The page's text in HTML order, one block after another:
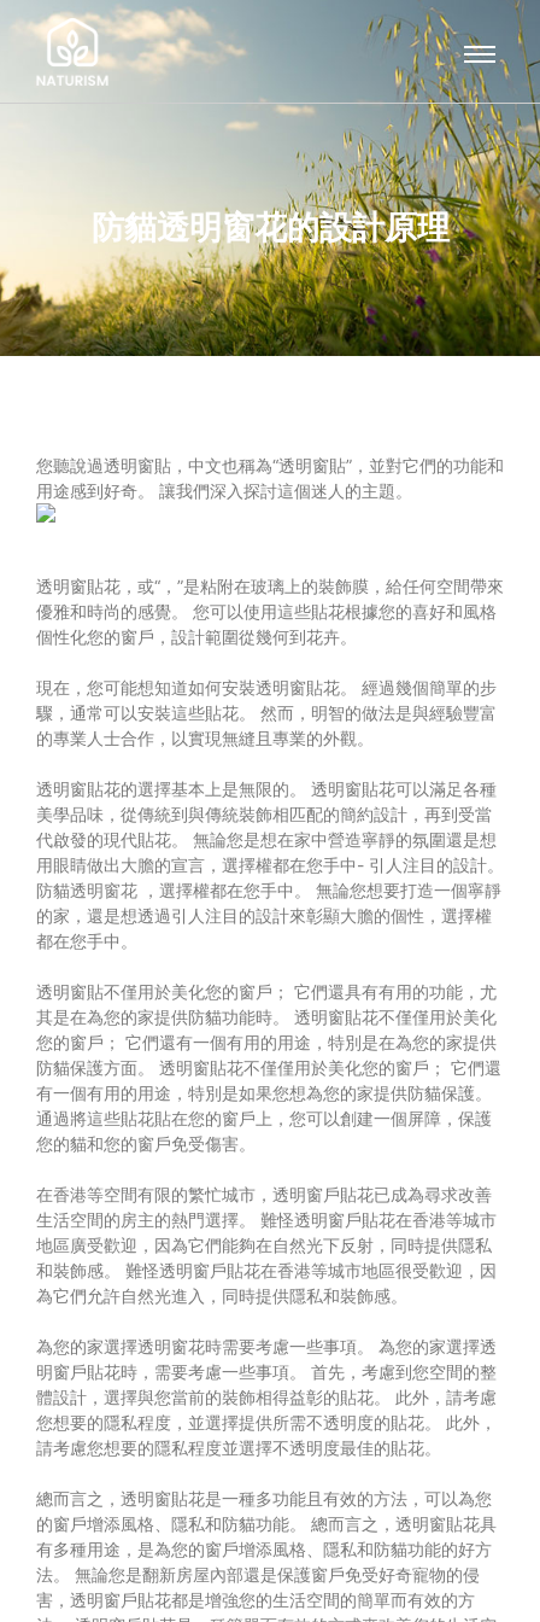
防貓透明窗花的設計原理
您聽說過透明窗貼，中文也稱為“透明窗貼”，並對它們的功能和
用途感到好奇。 讓我們深入探討這個迷人的主題。
透明窗貼花，或“，”是粘附在玻璃上的裝飾膜，給任何空間帶來
優雅和時尚的感覺。 您可以使用這些貼花根據您的喜好和風格
個性化您的窗戶，設計範圍從幾何到花卉。
現在，您可能想知道如何安裝透明窗貼花。 經過幾個簡單的步
驟，通常可以安裝這些貼花。 然而，明智的做法是與經驗豐富
的專業人士合作，以實現無縫且專業的外觀。
透明窗貼花的選擇基本上是無限的。 透明窗貼花可以滿足各種
美學品味，從傳統到與傳統裝飾相匹配的簡約設計，再到受當
代啟發的現代貼花。 無論您是想在家中營造寧靜的氛圍還是想
用眼睛做出大膽的宣言，選擇權都在您手中- 引人注目的設計。
防貓透明窗花 ，選擇權都在您手中。 無論您想要打造一個寧靜
的家，還是想透過引人注目的設計來彰顯大膽的個性，選擇權
都在您手中。
透明窗貼不僅用於美化您的窗戶； 它們還具有有用的功能，尤
其是在為您的家提供防貓功能時。 透明窗貼花不僅僅用於美化
您的窗戶； 它們還有一個有用的用途，特別是在為您的家提供
防貓保護方面。 透明窗貼花不僅僅用於美化您的窗戶； 它們還
有一個有用的用途，特別是如果您想為您的家提供防貓保護。
通過將這些貼花貼在您的窗戶上，您可以創建一個屏障，保護
您的貓和您的窗戶免受傷害。
在香港等空間有限的繁忙城市，透明窗戶貼花已成為尋求改善
生活空間的房主的熱門選擇。 難怪透明窗戶貼花在香港等城市
地區廣受歡迎，因為它們能夠在自然光下反射，同時提供隱私
和裝飾感。 難怪透明窗戶貼花在香港等城市地區很受歡迎，因
為它們允許自然光進入，同時提供隱私和裝飾感。
為您的家選擇透明窗花時需要考慮一些事項。 為您的家選擇透
明窗戶貼花時，需要考慮一些事項。 首先，考慮到您空間的整
體設計，選擇與您當前的裝飾相得益彰的貼花。 此外，請考慮
您想要的隱私程度，並選擇提供所需不透明度的貼花。 此外，
請考慮您想要的隱私程度並選擇不透明度最佳的貼花。
總而言之，透明窗貼花是一種多功能且有效的方法，可以為您
的窗戶增添風格、隱私和防貓功能。 總而言之，透明窗貼花具
有多種用途，是為您的窗戶增添風格、隱私和防貓功能的好方
法。 無論您是翻新房屋內部還是保護窗戶免受好奇寵物的侵
害，透明窗戶貼花都是增強您的生活空間的簡單而有效的方